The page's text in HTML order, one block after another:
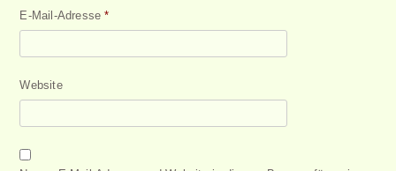
E-Mail-Adresse*
Website